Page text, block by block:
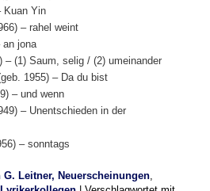
Kuan Yin
– rahel weint
an jona
– (1) Saum, selig / (2) umeinander
1955) – Da du bist
– und wenn
– Unentschieden in der
– sonntags
G. Leitner, Neuerscheinungen,